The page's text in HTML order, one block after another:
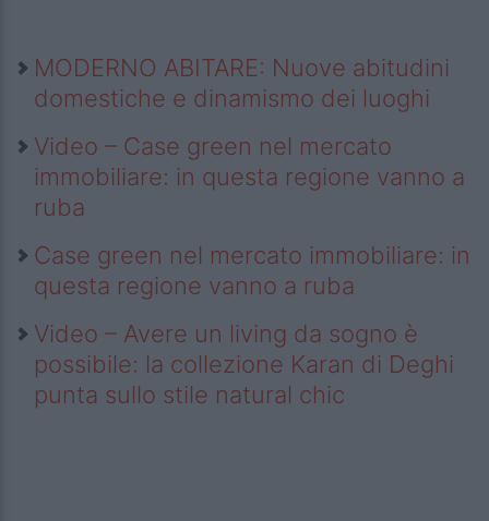
MODERNO ABITARE: Nuove abitudini
domestiche e dinamismo dei luoghi
Video – Case green nel mercato
immobiliare: in questa regione vanno a
ruba
Case green nel mercato immobiliare: in
questa regione vanno a ruba
Video – Avere un living da sogno è
possibile: la collezione Karan di Deghi
punta sullo stile natural chic